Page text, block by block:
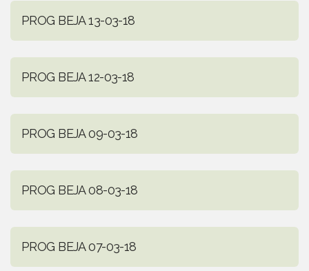
PROG BEJA 13-03-18
PROG BEJA 12-03-18
PROG BEJA 09-03-18
PROG BEJA 08-03-18
PROG BEJA 07-03-18